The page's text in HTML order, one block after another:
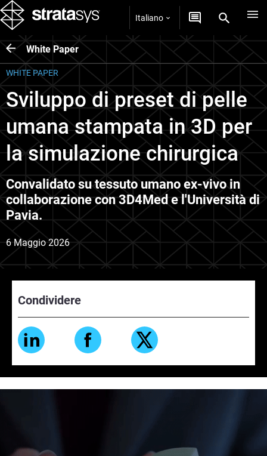
Italiano
White Paper
Condividere
WHITE PAPER
Sviluppo di preset di pelle
umana stampata in 3D per
la simulazione chirurgica
Convalidato su tessuto umano ex-vivo in
collaborazione con 3D4Med e l'Università di
Pavia.
6 Maggio 2026